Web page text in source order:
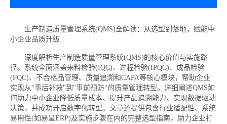
生产制造质量管理系统(QMS)全解读：从选型到落地，赋能中
小企业品质升级
深度解析生产制造质量管理系统(QMS)的核心价值与实施路
径。系统全面涵盖来料检验(IQC)、过程检验(IPQC)、成品检验
(FQC)、不合格品管理、质量追溯和CAPA等核心模块，帮助企业
实现从"事后补救"到"事前预防"的质量管理转型。详细阐述QMS如
何助力中小企业降低质量成本、提升产品追溯能力、实现数据驱动
决策，并成功开启数字化转型。文章还提供包含行业适配性、系统
易用性(如易呈ERP)及实施步骤在内的完整选型指南，助力企业打